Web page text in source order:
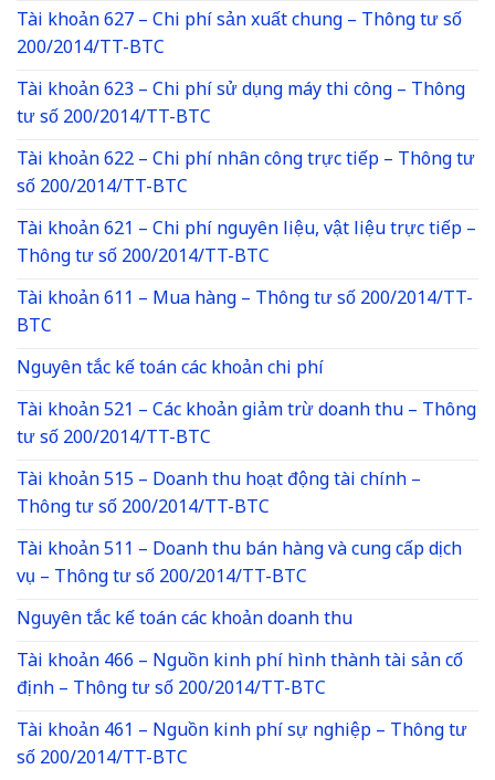
Tài khoản 627 – Chi phí sản xuất chung – Thông tư số
200/2014/TT-BTC
Tài khoản 623 – Chi phí sử dụng máy thi công – Thông
tư số 200/2014/TT-BTC
Tài khoản 622 – Chi phí nhân công trực tiếp – Thông tư
số 200/2014/TT-BTC
Tài khoản 621 – Chi phí nguyên liệu, vật liệu trực tiếp –
Thông tư số 200/2014/TT-BTC
Tài khoản 611 – Mua hàng – Thông tư số 200/2014/TT-
BTC
Nguyên tắc kế toán các khoản chi phí
Tài khoản 521 – Các khoản giảm trừ doanh thu – Thông
tư số 200/2014/TT-BTC
Tài khoản 515 – Doanh thu hoạt động tài chính –
Thông tư số 200/2014/TT-BTC
Tài khoản 511 – Doanh thu bán hàng và cung cấp dịch
vụ – Thông tư số 200/2014/TT-BTC
Nguyên tắc kế toán các khoản doanh thu
Tài khoản 466 – Nguồn kinh phí hình thành tài sản cố
định – Thông tư số 200/2014/TT-BTC
Tài khoản 461 – Nguồn kinh phí sự nghiệp – Thông tư
số 200/2014/TT-BTC